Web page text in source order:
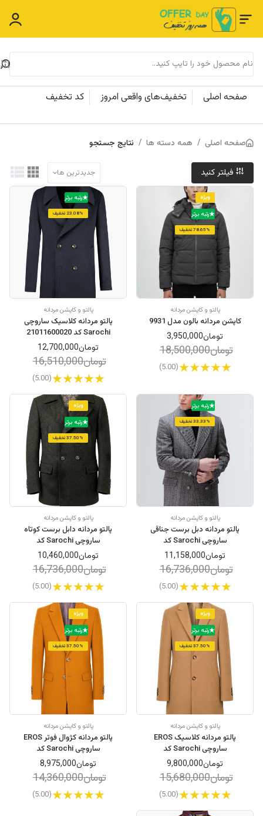
صفحه اصلی تخفیف‌های واقعی امروز کد تخفیف
صفحه اصلی / همه دسته ها / نتایج جستجو
جدیدترین ها
ویژه
رتبه برتر
78.65% تخفیف
پالتو و کاپشن مردانه
کاپشن مردانه بالون مدل 9931
تومان3,950,000
تومان18,500,000
(5.00)
رتبه برتر
23.08% تخفیف
پالتو و کاپشن مردانه
پالتو مردانه کلاسیک ساروچی
Sarochi کد 21011600020
تومان12,700,000
تومان16,510,000
(5.00)
رتبه برتر
33.33% تخفیف
پالتو و کاپشن مردانه
پالتو مردانه دبل برست جناقی
ساروچی Sarochi کد
21020036031تومان11,158,000
تومان16,736,000
(5.00)
ویژه
رتبه برتر
37.50% تخفیف
پالتو و کاپشن مردانه
پالتو مردانه دابل برست کوتاه
ساروچی Sarochi کد
21021685020تومان10,460,000
تومان16,736,000
(5.00)
ویژه
رتبه برتر
37.50% تخفیف
پالتو و کاپشن مردانه
پالتو مردانه کلاسیک EROS
ساروچی Sarochi کد
21011685031تومان9,800,000
تومان15,680,000
(5.00)
ویژه
رتبه برتر
37.50% تخفیف
پالتو و کاپشن مردانه
پالتو مردانه کژوال فوتر EROS
ساروچی Sarochi کد
21031800031تومان8,975,000
تومان14,360,000
(5.00)